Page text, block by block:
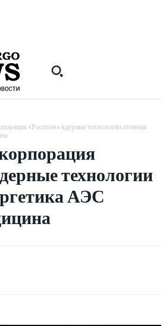
«Росатом» ядерные технологии атомная
технологии
АЭС